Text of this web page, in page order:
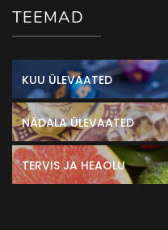
TEEMAD
KUU ÜLEVAATED
NÄDALA ÜLEVAATED
TERVIS JA HEAOLU